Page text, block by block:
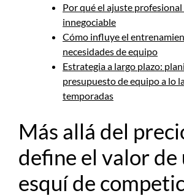
Por qué el ajuste profesional
innegociable
Cómo influye el
necesidades de equipo
Estrategia a largo plazo:
presupuesto de equipo a lo
temporadas
Más allá del
define el valor de
esquí de